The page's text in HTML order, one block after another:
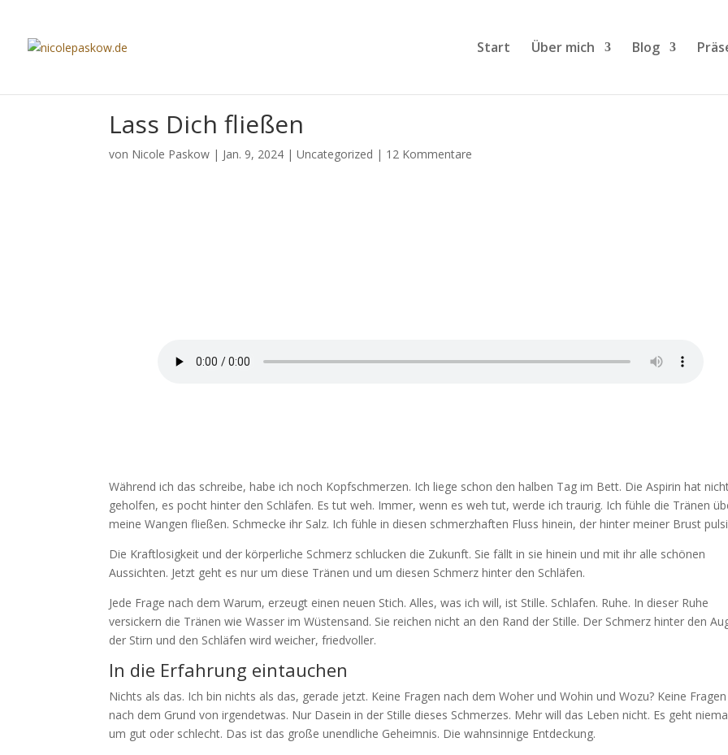
Start Über mich Blog
Lass Dich fließen
von Nicole Paskow | Jan. 9, 2024 |Uncategorized | 12 Kommentare
Während ich das schreibe, habe ich noch Kopfschmerzen. Ich liege schon den halben Tag im Bett. Die Aspirin hat
geholfen, es pocht hinter den Schläfen. Es tut weh. Immer, wenn es weh tut, werde ich traurig. Ich fühle die Tränen
meine Wangen fließen. Schmecke ihr Salz. Ich fühle in diesen schmerzhaften Fluss hinein, der hinter meiner Brust
Die Kraftlosigkeit und der körperliche Schmerz schlucken die Zukunft. Sie fällt in sie hinein und mit ihr alle schönen
Aussichten. Jetzt geht es nur um diese Tränen und um diesen Schmerz hinter den Schläfen.
Jede Frage nach dem Warum, erzeugt einen neuen Stich. Alles, was ich will, ist Stille. Schlafen. Ruhe. In dieser Ruhe
versickern die Tränen wie Wasser im Wüstensand. Sie reichen nicht an den Rand der Stille. Der Schmerz hinter den
der Stirn und den Schläfen wird weicher, friedvoller.
In die Erfahrung eintauchen
Nichts als das. Ich bin nichts als das, gerade jetzt. Keine Fragen nach dem Woher und Wohin und Wozu? Keine Fragen
nach dem Grund von irgendetwas. Nur Dasein in der Stille dieses Schmerzes. Mehr will das Leben nicht. Es geht
um gut oder schlecht. Das ist das große unendliche Geheimnis. Die wahnsinnige Entdeckung.